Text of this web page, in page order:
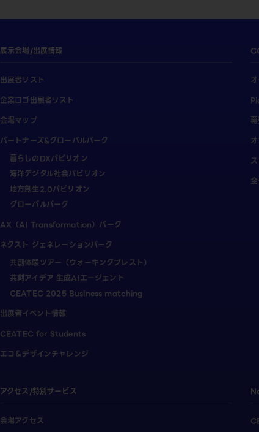
展示会場/出展情報
出展者リスト
企業ロゴ出展者リスト
会場マップ
パートナーズ&グローバルパーク
暮らしのDXパビリオン
海洋デジタル社会パビリオン
地方創生2.0パビリオン
グローバルパーク
AX（AI Transformation）パーク
ネクスト ジェネレーションパーク
共創体験ツアー（ウォーキングブレスト）
共創アイデア 生成AIエージェント
CEATEC 2025 Business matching
出展者イベント情報
CEATEC for Students
エコ＆デザインチャレンジ
アクセス/特別サービス
会場アクセス